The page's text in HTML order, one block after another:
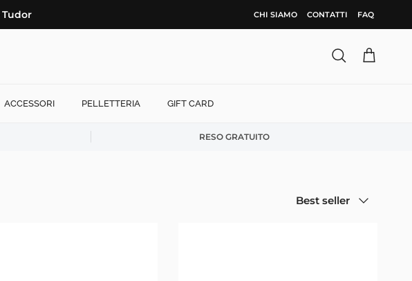
Tudor CHI SIAMO CONTATTI FAQ
Cerca
Carrello
ACCESSORI PELLETTERIA GIFT CARD
RESO GRATUITO
Ordina per
Best seller